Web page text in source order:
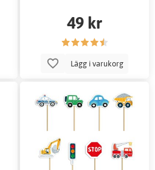
49 kr
Lägg i varukorg